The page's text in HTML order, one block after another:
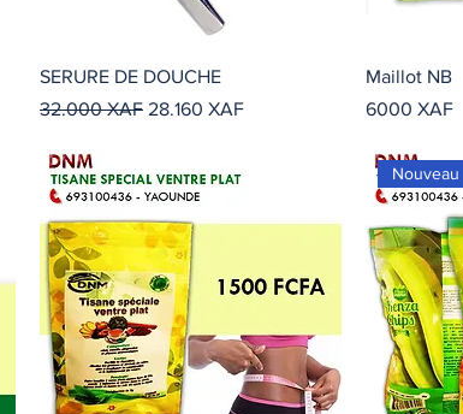
SERURE DE DOUCHE
Precio
32.000 XAF Precio de oferta
28.160 XAF
Maillot NB
Precio
6000 XAF
Nouveau